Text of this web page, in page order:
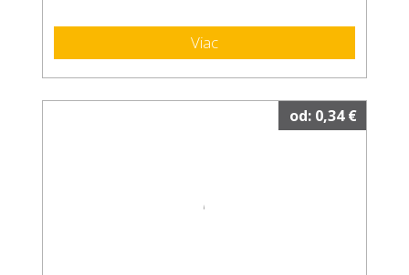
Viac
od: 0,34 €